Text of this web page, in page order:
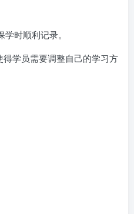
时顺利记录。
得学员需要调整自己的学习方